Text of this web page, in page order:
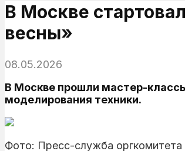
В Москве
весны»
08.05.2026
В Москве прошли мастер-
моделирования техники.
Фото: Пресс-служба оргкомитета